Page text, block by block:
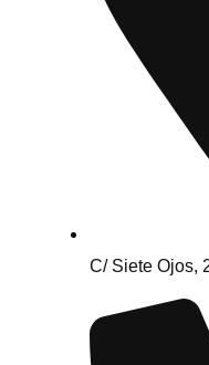
C/ Siete Ojos,